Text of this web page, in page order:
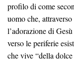
profilo di come
uomo che,
l’adorazione di
verso le periferie
che vive “della